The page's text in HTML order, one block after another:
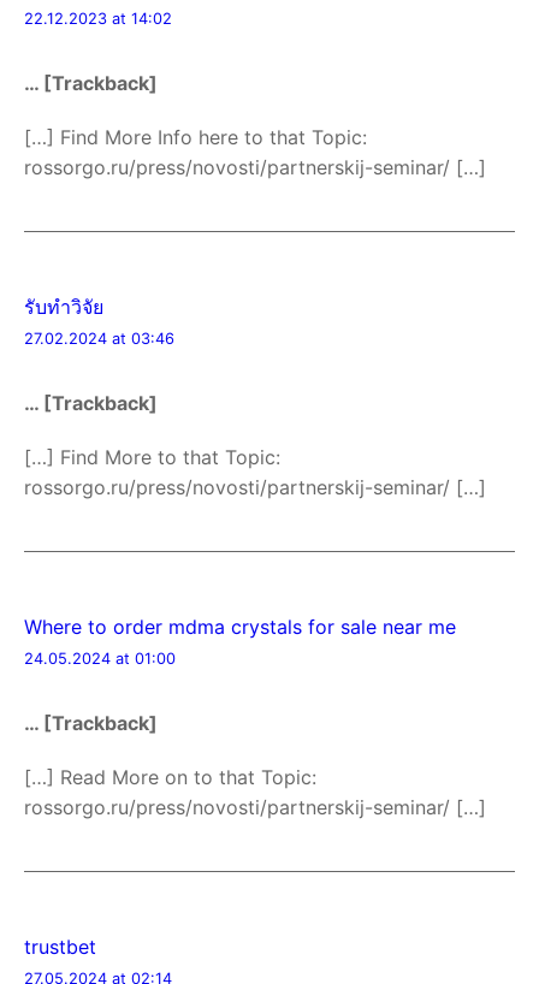
22.12.2023 at 14:02
… [Trackback]
[…] Find More Info here to that Topic:
rossorgo.ru/press/novosti/partnerskij-seminar/ […]
รับทำวิจัย
27.02.2024 at 03:46
… [Trackback]
[…] Find More to that Topic:
rossorgo.ru/press/novosti/partnerskij-seminar/ […]
Where to order mdma crystals for sale near me
24.05.2024 at 01:00
… [Trackback]
[…] Read More on to that Topic:
rossorgo.ru/press/novosti/partnerskij-seminar/ […]
trustbet
27.05.2024 at 02:14